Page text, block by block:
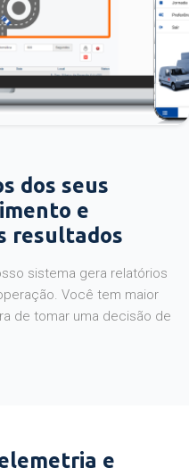
dos seus
e
resultados
sistema gera relatórios
Você tem maior
de tomar uma decisão de
e